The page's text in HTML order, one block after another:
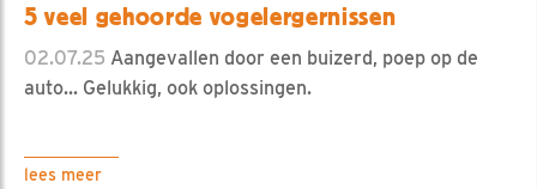
5 veel gehoorde vogelergernissen
02.07.25 Aangevallen door een buizerd, poep op de
auto... Gelukkig, ook oplossingen.
lees meer